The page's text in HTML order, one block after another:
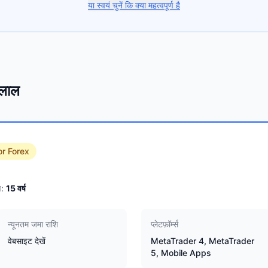
या स्वयं चुनें कि क्या महत्वपूर्ण है
Forex
15वर्ष
न्यूनतम जमा राशि
वेबसाइट देखें
प्लेटफ़ॉर्म्स
MetaTrader 4, MetaTrader
5, Mobile Apps